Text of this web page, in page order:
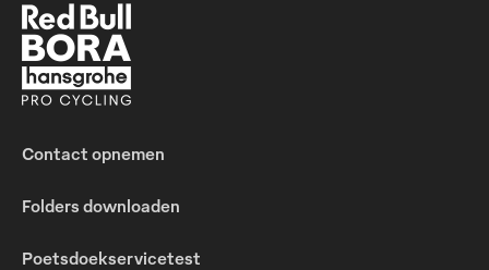
Contact opnemen
Folders downloaden
Poetsdoekservicetest